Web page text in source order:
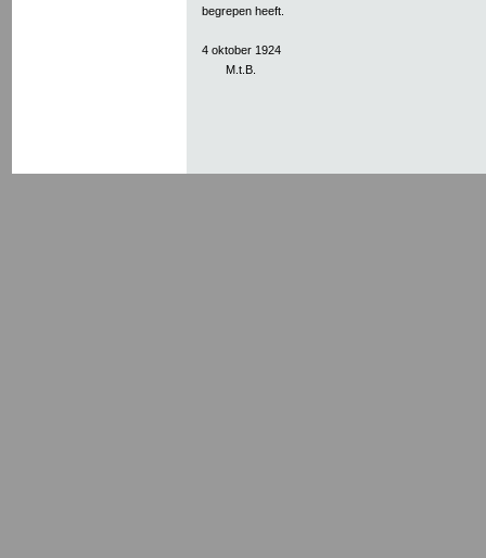
begrepen heeft.
4 oktober 1924
M.t.B.